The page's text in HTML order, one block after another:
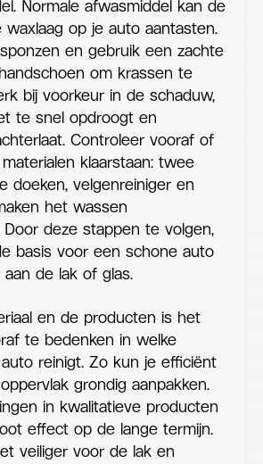
Normale afwasmiddel kan de
waxlaag op je auto aantasten.
en gebruik een zachte
om krassen te
bij voorkeur in de schaduw,
te snel opdroogt en
Controleer vooraf of
klaarstaan: twee
doeken, velgenreiniger en
het wassen
Door deze stappen te volgen,
basis voor een schone auto
de lak of glas.
en de producten is het
te bedenken in welke
reinigt. Zo kun je efficiënt
grondig aanpakken.
in kwalitatieve producten
effect op de lange termijn.
veiliger voor de lak en